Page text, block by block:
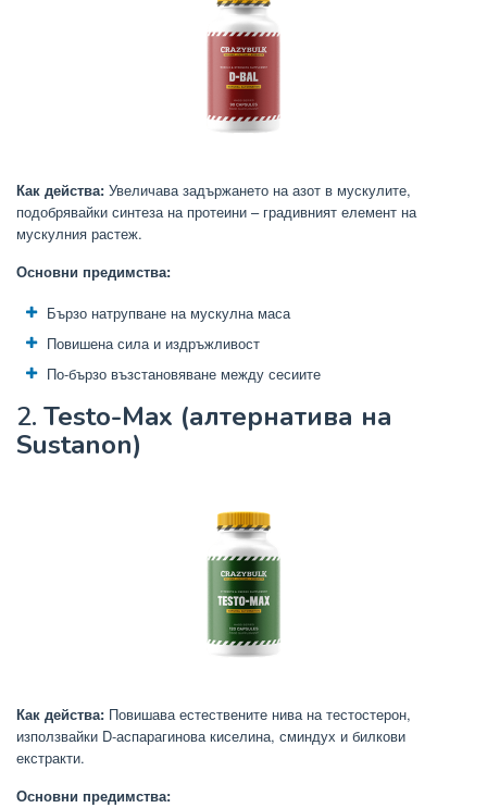
Как действа: Увеличава задържането на азот в мускулите,
подобрявайки синтеза на протеини – градивният елемент на
мускулния растеж.
Основни предимства:
Бързо натрупване на мускулна маса
Повишена сила и издръжливост
По-бързо възстановяване между сесиите
2. Testo-Max (алтернатива на
Sustanon)
Как действа: Повишава естествените нива на тестостерон,
използвайки D-аспарагинова киселина, сминдух и билкови
екстракти.
Основни предимства: